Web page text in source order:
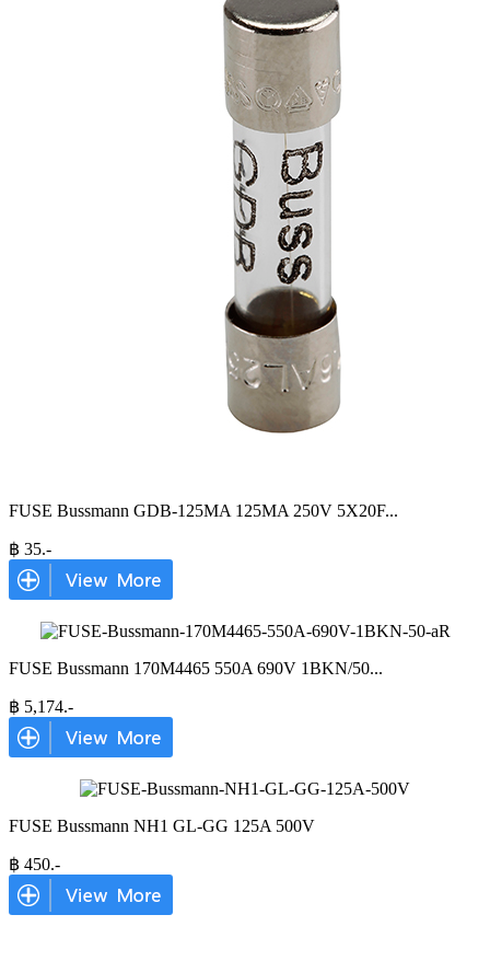
FUSE Bussmann GDB-125MA 125MA 250V 5X20F...
฿ 35.-
FUSE Bussmann 170M4465 550A 690V 1BKN/50...
฿ 5,174.-
FUSE Bussmann NH1 GL-GG 125A 500V
฿ 450.-